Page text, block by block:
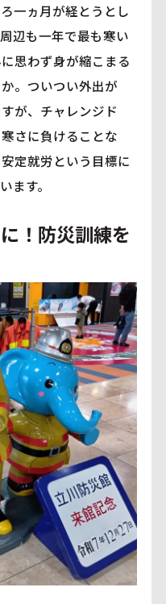
一ヵ月が経とうとし
辺も一年で最も寒い
思わず身が縮こまる
。ついつい外出が
が、チャレンジド
さに負けることな
定就労という目標に
ます。
！防災訓練を